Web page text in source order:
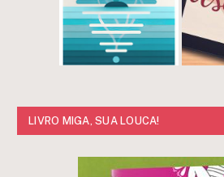
LIVRO MIGA, SUA LOUCA!